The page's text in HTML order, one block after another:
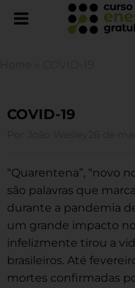
COVID-19
“Quarentena”, “novo
são palavras que
durante a pandemia
um grande impacto
infelizmente tirou a
brasileiros. Até
mortes confirmadas